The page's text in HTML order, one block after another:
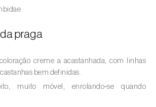
(
do-pessegueiro
das-macieiras (
Eriosoma
do-feijão (
praga
creme a acastanhada, com linhas
bem definidas.
muito móvel, enrolando‑se quando